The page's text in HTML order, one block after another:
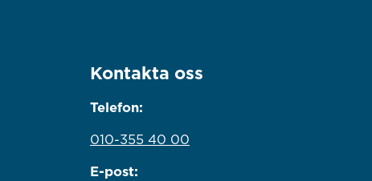
Kontakta oss
Telefon:
010-355 40 00
E-post: